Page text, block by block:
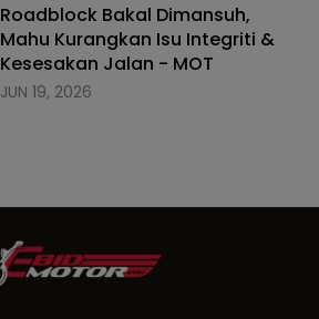
Roadblock Bakal Dimansuh,
Mahu Kurangkan Isu Integriti &
Kesesakan Jalan - MOT
JUN 19, 2026